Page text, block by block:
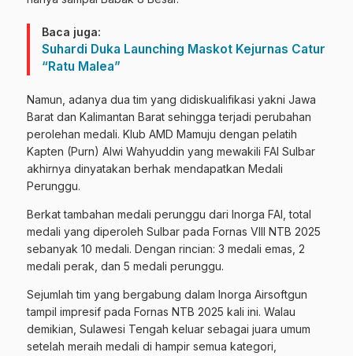
Baca juga:
Suhardi Duka Launching Maskot Kejurnas Catur
“Ratu Malea”
Namun, adanya dua tim yang didiskualifikasi yakni Jawa
Barat dan Kalimantan Barat sehingga terjadi perubahan
perolehan medali. Klub AMD Mamuju dengan pelatih
Kapten (Purn) Alwi Wahyuddin yang mewakili FAI Sulbar
akhirnya dinyatakan berhak mendapatkan Medali
Perunggu.
Berkat tambahan medali perunggu dari Inorga FAI, total
medali yang diperoleh Sulbar pada Fornas VIII NTB 2025
sebanyak 10 medali. Dengan rincian: 3 medali emas, 2
medali perak, dan 5 medali perunggu.
Sejumlah tim yang bergabung dalam Inorga Airsoftgun
tampil impresif pada Fornas NTB 2025 kali ini. Walau
demikian, Sulawesi Tengah keluar sebagai juara umum
setelah meraih medali di hampir semua kategori,